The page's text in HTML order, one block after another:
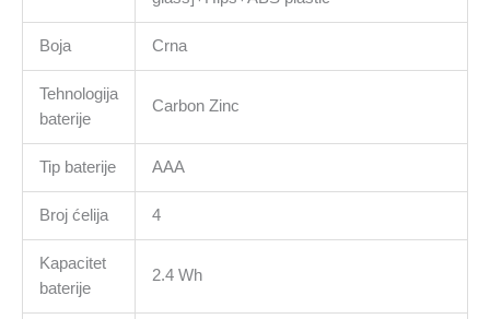
Boja Crna
Tehnologija
baterije
Carbon Zinc
Tip baterije AAA
Broj ćelija 4
Kapacitet
baterije
2.4 Wh